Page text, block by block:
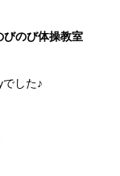
びのび体操教室
した♪